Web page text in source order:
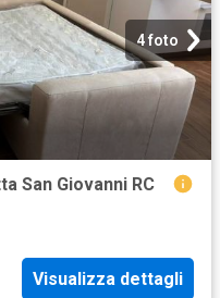
4 foto
San Giovanni RC
Visualizza dettagli